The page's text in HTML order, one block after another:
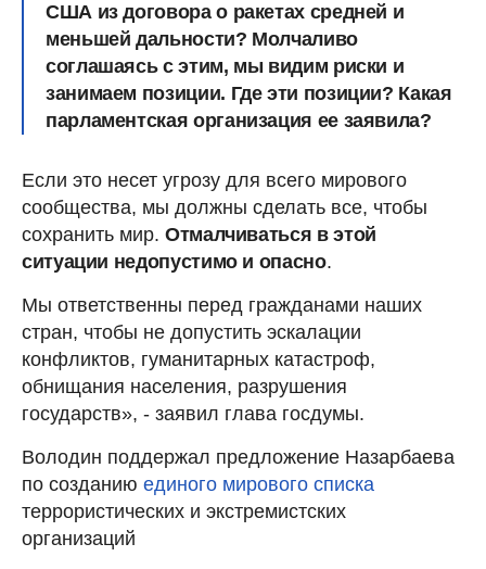
США из договора о ракетах средней и
меньшей дальности? Молчаливо
соглашаясь с этим, мы видим риски и
занимаем позиции. Где эти позиции? Какая
парламентская организация ее заявила?
Если это несет угрозу для всего мирового
сообщества, мы должны сделать все, чтобы
сохранить мир. Отмалчиваться в этой
ситуации недопустимо и опасно.
Мы ответственны перед гражданами наших
стран, чтобы не допустить эскалации
конфликтов, гуманитарных катастроф,
обнищания населения, разрушения
государств», - заявил глава госдумы.
Володин поддержал предложение Назарбаева
по созданию единого мирового списка
террористических и экстремистских
организаций